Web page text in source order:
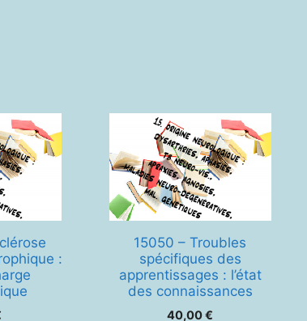
:
15050 – Troubles
spécifiques des
apprentissages : l’état
des connaissances
40,00€